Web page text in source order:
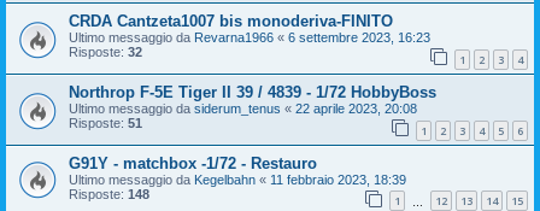
CRDA Cantzeta1007 bis monoderiva-FINITO
Ultimo messaggio da Revarna1966 « 6 settembre 2023, 16:23
Risposte: 32 1 2 3 4
Northrop F-5E Tiger II 39 / 4839 - 1/72 HobbyBoss
Ultimo messaggio da siderum_tenus « 22 aprile 2023, 20:08
Risposte: 51 1 2 3 4 5 6
G91Y - matchbox -1/72 - Restauro
Ultimo messaggio da Kegelbahn « 11 febbraio 2023, 18:39
Risposte: 148 1 12 13 14 15